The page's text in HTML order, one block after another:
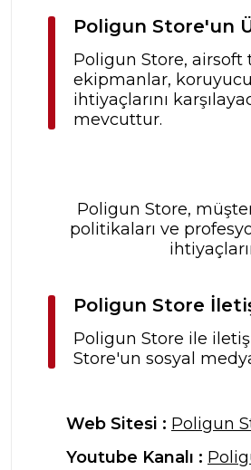
Poligun Store'un
Poligun Store, airsoft
ekipmanlar,
ihtiyaçlarını
mevcuttur.
Poligun Store,
politikaları ve
Poligun Store
Poligun Store ile
Store'un sosyal
Web Sitesi : Poligun
Youtube Kanalı :